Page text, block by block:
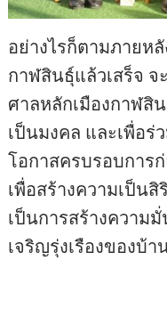
อย่างไรก็ตามภายห
กาฬสินธุ์แล้วเสร็จ
ศาลหลักเมืองกาฬสิ
เป็นมงคล และเพื่อ
โอกาสครบรอบการ
เพื่อสร้างความเป็น
เป็นการสร้างความ
เจริญรุ่งเรืองของบ้